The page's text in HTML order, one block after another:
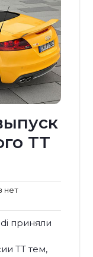
TT
нетКомментариев
приняли
ТТ тем,